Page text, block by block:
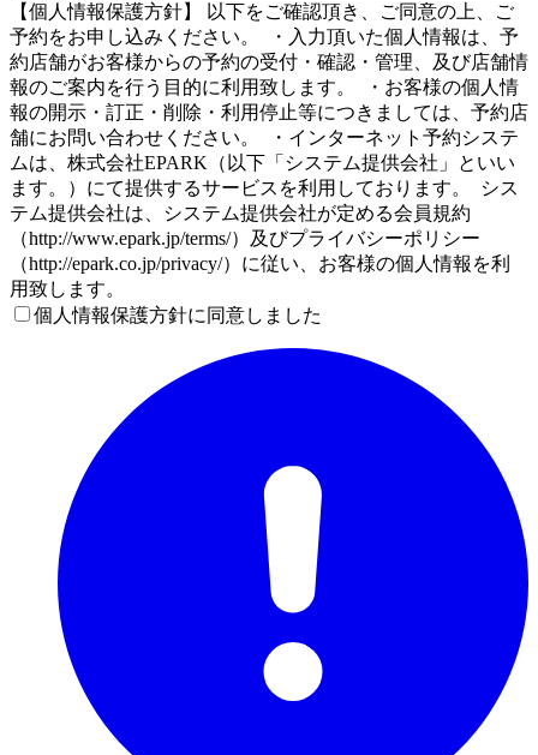
【個人情報保護方針】 以下をご確認頂き、ご同意の上、ご
予約をお申し込みください。 ・入力頂いた個人情報は、予
約店舗がお客様からの予約の受付・確認・管理、及び店舗情
報のご案内を行う目的に利用致します。 ・お客様の個人情
報の開示・訂正・削除・利用停止等につきましては、予約店
舗にお問い合わせください。 ・インターネット予約システ
ムは、株式会社EPARK（以下「システム提供会社」といい
ます。）にて提供するサービスを利用しております。 シス
テム提供会社は、システム提供会社が定める会員規約
（http://www.epark.jp/terms/）及びプライバシーポリシー
（http://epark.co.jp/privacy/）に従い、お客様の個人情報を利
用致します。
個人情報保護方針に同意しました